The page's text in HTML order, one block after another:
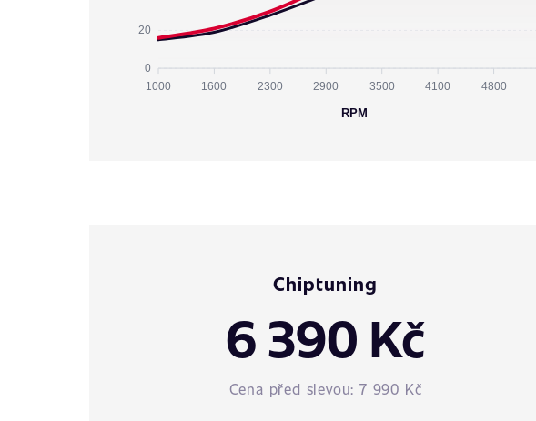
20
0
1000 1600 2300 2900 3500 4100 4800
RPM
Chiptuning
6 390 Kč
Cena před slevou:7 990 Kč